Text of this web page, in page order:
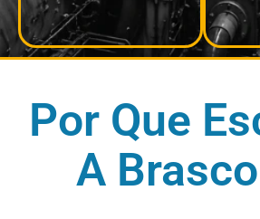
Por Que
A